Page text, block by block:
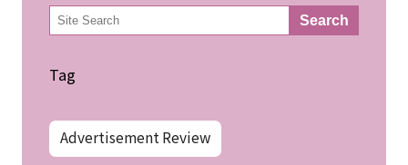
検
索 Search
Tag
Advertisement Review